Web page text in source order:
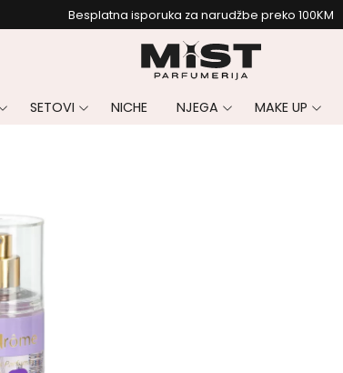
Besplatna isporuka za narudžbe preko 100KM
SETOVI NICHE NJEGA MAKE UP